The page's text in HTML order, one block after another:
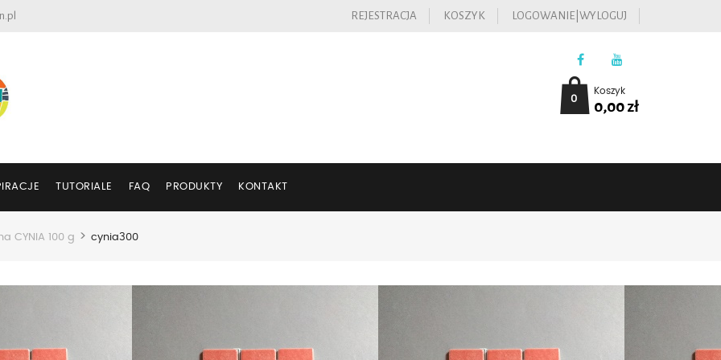
REJESTRACJA KOSZYK LOGOWANIE|WYLOGUJ
Koszyk
0,00zł
0
TUTORIALE FAQ PRODUKTY KONTAKT
CYNIA 100 g > cynia300